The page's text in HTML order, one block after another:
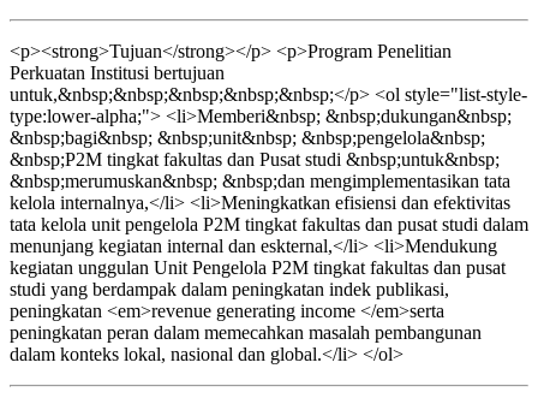
<p><strong>Tujuan</strong></p> <p>Program Penelitian
Perkuatan Institusi bertujuan
untuk,&nbsp;&nbsp;&nbsp;&nbsp;&nbsp;</p> <ol style="list-style-
type:lower-alpha;"> <li>Memberi&nbsp; &nbsp;dukungan&nbsp;
&nbsp;bagi&nbsp; &nbsp;unit&nbsp; &nbsp;pengelola&nbsp;
&nbsp;P2M tingkat fakultas dan Pusat studi &nbsp;untuk&nbsp;
&nbsp;merumuskan&nbsp; &nbsp;dan mengimplementasikan tata
kelola internalnya,</li> <li>Meningkatkan efisiensi dan efektivitas
tata kelola unit pengelola P2M tingkat fakultas dan pusat studi dalam
menunjang kegiatan internal dan eskternal,</li> <li>Mendukung
kegiatan unggulan Unit Pengelola P2M tingkat fakultas dan pusat
studi yang berdampak dalam peningkatan indek publikasi,
peningkatan <em>revenue generating income </em>serta
peningkatan peran dalam memecahkan masalah pembangunan
dalam konteks lokal, nasional dan global.</li> </ol>